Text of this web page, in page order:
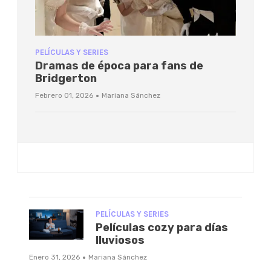
PELÍCULAS Y SERIES
Dramas de época para fans de
Bridgerton
Febrero 01, 2026 · Mariana Sánchez
PELÍCULAS Y SERIES
Películas cozy para días
lluviosos
Enero 31, 2026 · Mariana Sánchez